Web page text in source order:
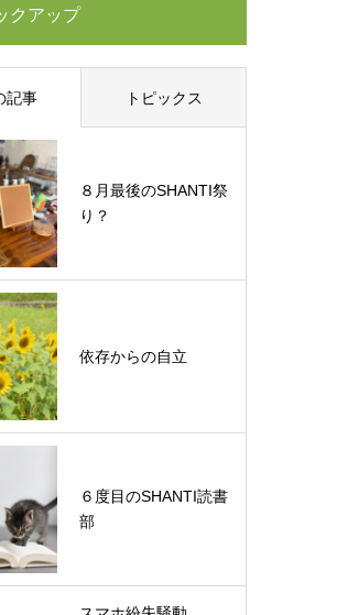
クアップ
記事 トピックス
８月最後のSHANTI祭
り？
依存からの自立
６度目のSHANTI読書
部